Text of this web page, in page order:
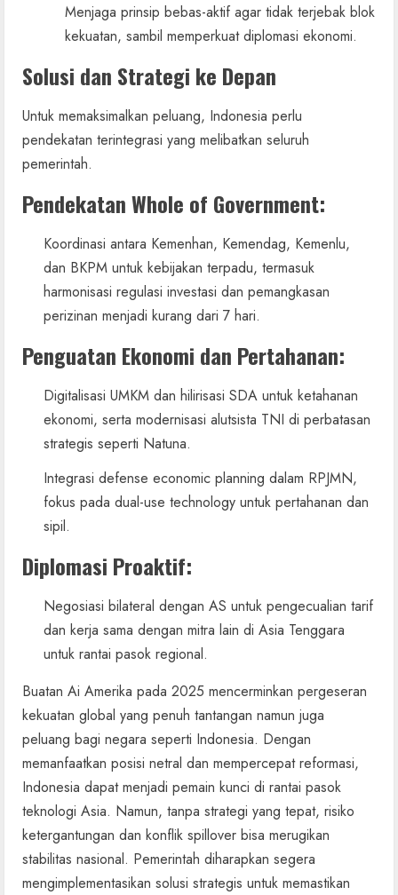
Menjaga prinsip bebas-aktif agar tidak terjebak blok
kekuatan, sambil memperkuat diplomasi ekonomi.
Solusi dan Strategi ke Depan
Untuk memaksimalkan peluang, Indonesia perlu
pendekatan terintegrasi yang melibatkan seluruh
pemerintah.
Pendekatan Whole of Government:
Koordinasi antara Kemenhan, Kemendag, Kemenlu,
dan BKPM untuk kebijakan terpadu, termasuk
harmonisasi regulasi investasi dan pemangkasan
perizinan menjadi kurang dari 7 hari.
Penguatan Ekonomi dan Pertahanan:
Digitalisasi UMKM dan hilirisasi SDA untuk ketahanan
ekonomi, serta modernisasi alutsista TNI di perbatasan
strategis seperti Natuna.
Integrasi defense economic planning dalam RPJMN,
fokus pada dual-use technology untuk pertahanan dan
sipil.
Diplomasi Proaktif:
Negosiasi bilateral dengan AS untuk pengecualian tarif
dan kerja sama dengan mitra lain di Asia Tenggara
untuk rantai pasok regional.
Buatan Ai Amerika pada 2025 mencerminkan pergeseran
kekuatan global yang penuh tantangan namun juga
peluang bagi negara seperti Indonesia. Dengan
memanfaatkan posisi netral dan mempercepat reformasi,
Indonesia dapat menjadi pemain kunci di rantai pasok
teknologi Asia. Namun, tanpa strategi yang tepat, risiko
ketergantungan dan konflik spillover bisa merugikan
stabilitas nasional. Pemerintah diharapkan segera
mengimplementasikan solusi strategis untuk memastikan